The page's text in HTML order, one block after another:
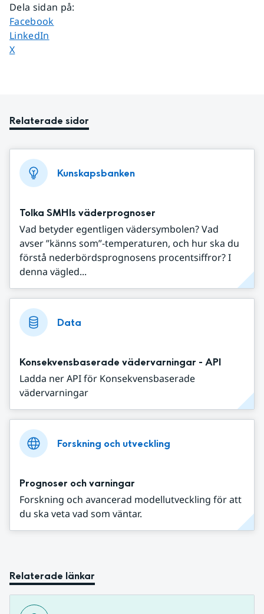
Dela sidan på:
Dela sidan på
Facebook
Dela sidan på
LinkedIn
Dela sidan på
X
Relaterade sidor
Kunskapsbanken
Tolka SMHIs väderprognoser
Vad betyder egentligen vädersymbolen? Vad
avser ”känns som”-temperaturen, och hur ska du
förstå nederbördsprognosens procentsiffror? I
denna vägled...
Data
Konsekvensbaserade vädervarningar - API
Ladda ner API för Konsekvensbaserade
vädervarningar
Forskning och utveckling
Prognoser och varningar
Forskning och avancerad modellutveckling för att
du ska veta vad som väntar.
Relaterade länkar